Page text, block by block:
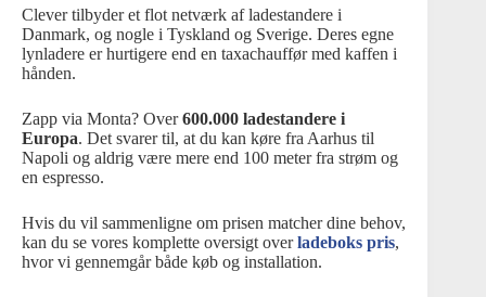
Clever tilbyder et flot netværk af ladestandere i
Danmark, og nogle i Tyskland og Sverige. Deres egne
lynladere er hurtigere end en taxachauffør med kaffen i
hånden.
Zapp via Monta? Over600.000 ladestandere i
Europa. Det svarer til, at du kan køre fra Aarhus til
Napoli og aldrig være mere end 100 meter fra strøm og
en espresso.
Hvis du vil sammenligne om prisen matcher dine behov,
kan du se vores komplette oversigt overladeboks pris,
hvor vi gennemgår både køb og installation.